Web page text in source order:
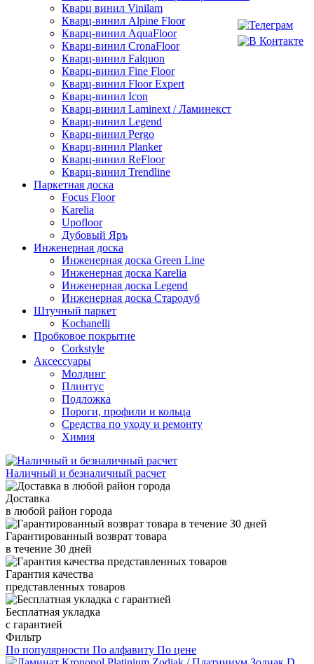
Кварц винил Vinilam
Кварц-винил Alpine Floor
Кварц-винил AquaFloor
Кварц-винил CronaFloor
Кварц-винил Falquon
Кварц-винил Fine Floor
Кварц-винил Floor Expert
Кварц-винил Icon
Кварц-винил Laminext / Ламинекст
Кварц-винил Legend
Кварц-винил Pergo
Кварц-винил Planker
Кварц-винил ReFloor
Кварц-винил Trendline
Паркетная доска
Focus Floor
Karelia
Upofloor
Дубовый Яръ
Инженерная доска
Инженерная доска Green Line
Инженерная доска Karelia
Инженерная доска Legend
Инженерная доска Стародуб
Штучный паркет
Kochanelli
Пробковое покрытие
Corkstyle
Аксессуары
Молдинг
Плинтус
Подложка
Пороги, профили и кольца
Средства по уходу и ремонту
Химия
Наличный и безналичный расчет
Доставка
в любой район города
Гарантированный возврат товара
в течение 30 дней
Гарантия качества
представленных товаров
Бесплатная укладка
с гарантией
Фильтр
По популярности По алфавиту По цене